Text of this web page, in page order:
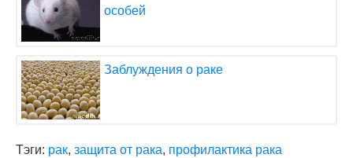
особей
Заблуждения о раке
Тэги: рак, защита от рака, профилактика рака